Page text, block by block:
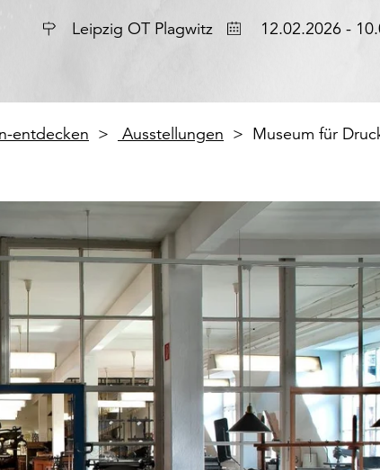
Ort Leipzig OT Plagwitz Datum12.02.2026 -
entdecken Ausstellungen Museum für